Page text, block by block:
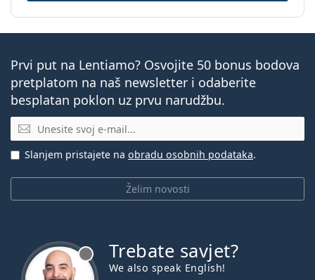
Prvi put na Lentiamo? Osvojite 50 bonus bodova
pretplatom na naš newsletter i odaberite
besplatan poklon uz prvu narudžbu.
E-mail
Želim novosti
Slanjem pristajete na obradu osobnih podataka.
Trebate savjet?
We also speak English!